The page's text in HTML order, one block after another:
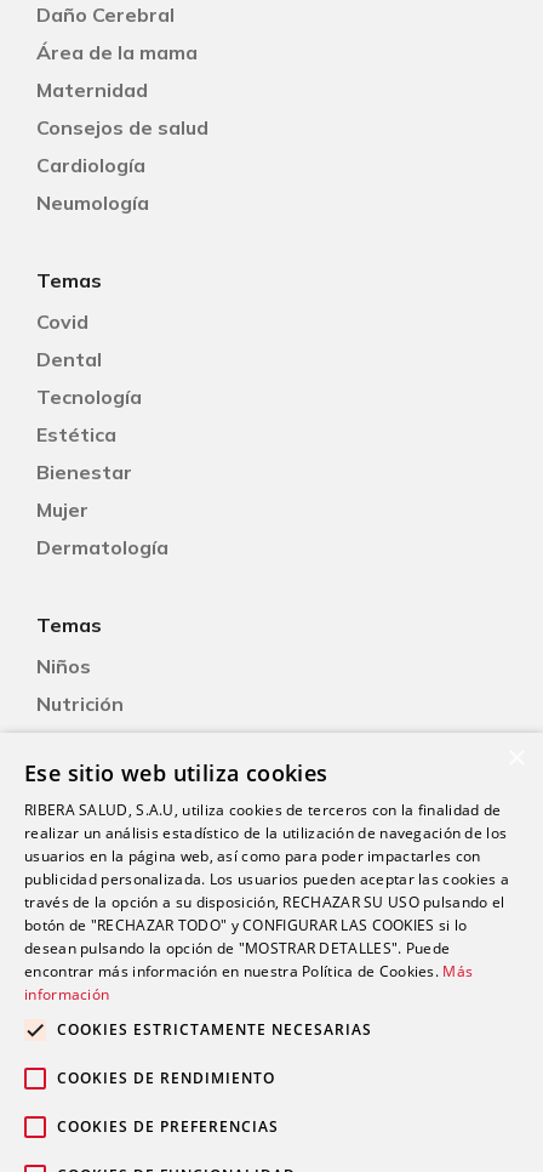
Daño Cerebral
Área de la mama
Maternidad
Consejos de salud
Cardiología
Neumología
Temas
Covid
Dental
Tecnología
Estética
Bienestar
Mujer
Dermatología
Temas
Niños
Nutrición
Salud Sexual
Oftalmología
Otorrinolaringología
Oncología
Fisioterapia
Contacto
Ese sitio web utiliza cookies
RIBERA SALUD, S.A.U, utiliza cookies de terceros con la finalidad de
realizar un análisis estadístico de la utilización de navegación de los
usuarios en la página web, así como para poder impactarles con
publicidad personalizada. Los usuarios pueden aceptar las cookies a
través de la opción a su disposición, RECHAZAR SU USO pulsando el
botón de "RECHAZAR TODO" y CONFIGURAR LAS COOKIES si lo
desean pulsando la opción de "MOSTRAR DETALLES". Puede
encontrar más información en nuestra Política de Cookies. Más
información
COOKIES ESTRICTAMENTE NECESARIAS
COOKIES DE RENDIMIENTO
COOKIES DE PREFERENCIAS